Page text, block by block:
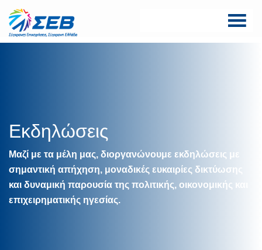
content
ΣΕΒ σύνδεσμος
SEV
Εκδηλώσεις
Μαζί με τα μέλη μας, διοργανώνουμε εκδηλώσεις με
σημαντική απήχηση, μοναδικές ευκαιρίες δικτύωσης
και δυναμική παρουσία της πολιτικής, οικονομικής και
επιχειρηματικής ηγεσίας.